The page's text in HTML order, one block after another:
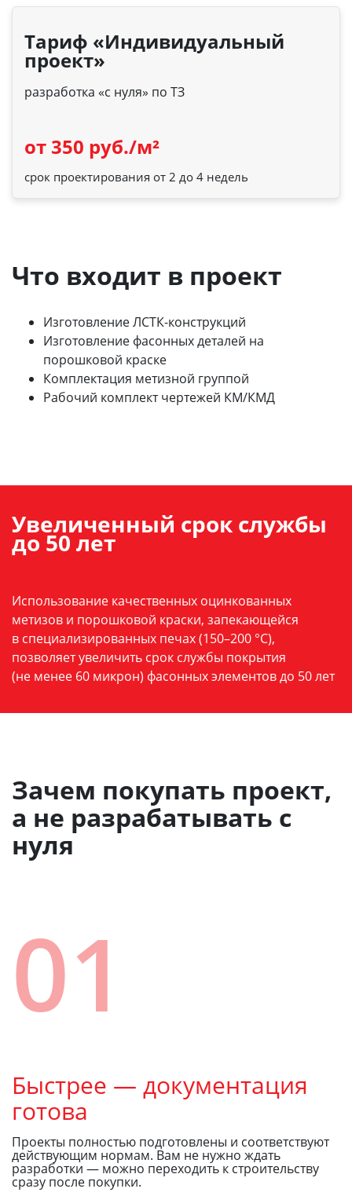
Тариф «Индивидуальный
проект»
разработка «с нуля» по ТЗ
от 350 руб./м²
срок проектирования от 2 до 4 недель
Что входит в проект
Изготовление ЛСТК-конструкций
Изготовление фасонных деталей на
порошковой краске
Комплектация метизной группой
Рабочий комплект чертежей КМ/КМД
Увеличенный срок службы
до 50 лет
Использование качественных оцинкованных
метизов и порошковой краски, запекающейся
в специализированных печах (150–200 °C),
позволяет увеличить срок службы покрытия
(не менее 60 микрон) фасонных элементов до 50 лет
Зачем покупать проект,
а не разрабатывать с
нуля
01
Быстрее — документация
готова
Проекты полностью подготовлены и соответствуют
действующим нормам. Вам не нужно ждать
разработки — можно переходить к строительству
сразу после покупки.